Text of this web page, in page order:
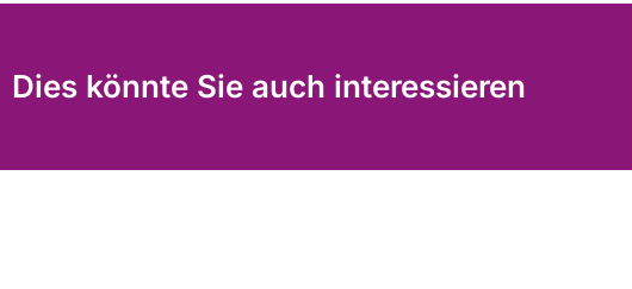
Dies könnte Sie auch interessieren